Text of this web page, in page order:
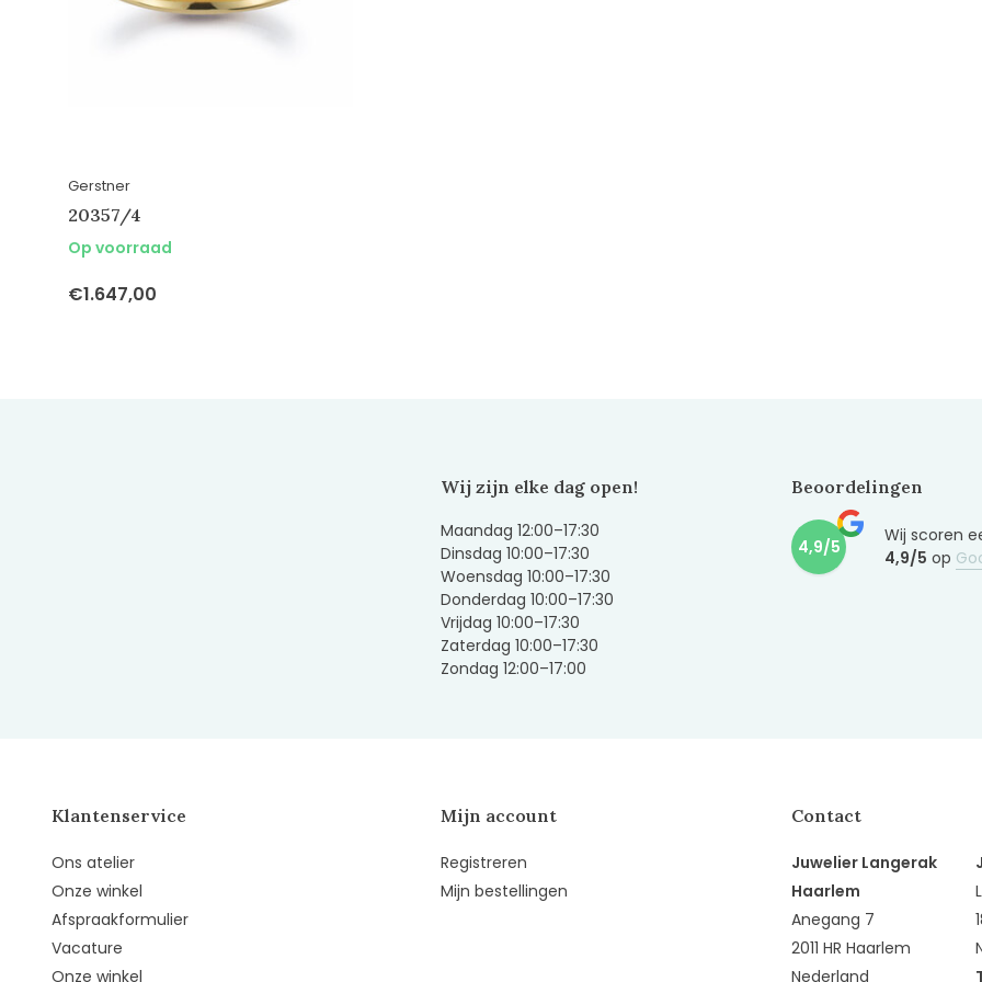
Gerstner
20357/4
Op voorraad
€1.647,00
Wij zijn elke dag open!
Maandag 12:00–17:30
Dinsdag 10:00–17:30
Woensdag 10:00–17:30
Donderdag 10:00–17:30
Vrijdag 10:00–17:30
Zaterdag 10:00–17:30
Zondag 12:00–17:00
Beoordelingen
4,9/5
Wij scoren
4,9/5 op
Klantenservice
Ons atelier
Onze winkel
Afspraakformulier
Vacature
Onze winkel
Mijn account
Registreren
Mijn bestellingen
Contact
Juwelier Langerak
Haarlem
Anegang 7
2011 HR Haarlem
Nederland